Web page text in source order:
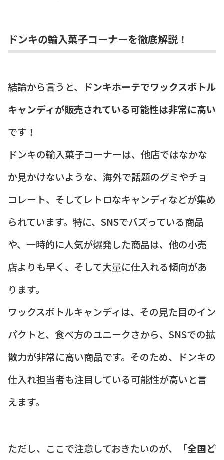
ドンキの輸入菓子コーナーを徹底解説！
結論から言うと、
ドンキホーテでワックスボトル
キャンディが販売されている可能性は非常に高い
です！
ドンキの輸入菓子コーナーは、他店ではなかな
か見かけないような、海外で話題のグミやチョ
コレート、そしてレトロなキャンディなどが集め
られています。特に、SNSでバズっている商品
や、一時的に人気が爆発した商品は、他の小売
店よりも早く、そして大量に仕入れる傾向があ
ります。
ワックスボトルキャンディは、その見た目のイン
パクトと、食べ方のユニークさから、SNSでの拡
散力が非常に高い商品です。そのため、ドンキの
仕入れ担当者も注目している可能性が高いと言
えます。
ただし、ここで注意しておきたいのが、
「全国ど